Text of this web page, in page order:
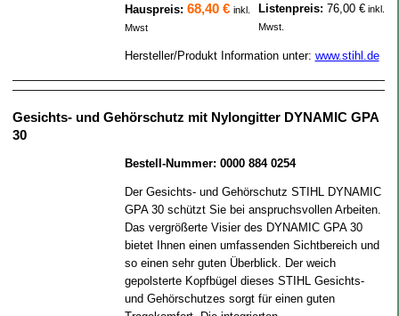
Hauspreis: 68,40 € inkl.
Mwst
Listenpreis: 76,00 €inkl.
Mwst.
Hersteller/Produkt Information unter: www.stihl.de
Gesichts- und Gehörschutz mit Nylongitter DYNAMIC GPA
30
Bestell-Nummer: 0000 884 0254
Der Gesichts- und Gehörschutz STIHL DYNAMIC
GPA 30 schützt Sie bei anspruchsvollen Arbeiten.
Das vergrößerte Visier des DYNAMIC GPA 30
bietet Ihnen einen umfassenden Sichtbereich und
so einen sehr guten Überblick. Der weich
gepolsterte Kopfbügel dieses STIHL Gesichts-
und Gehörschutzes sorgt für einen guten